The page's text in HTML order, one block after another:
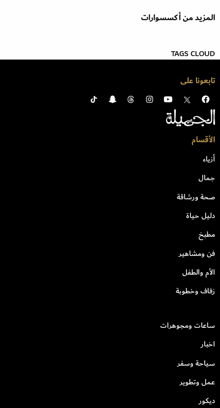
المزيد من أكسسوارات
TAGS CLOUD
تابعونا على
الأقسام
أزياء
جمال
صحة ورشاقة
دليل حياة
مطبخ
فن ومشاهير
الأم والطفل
زفاف وخطوبة
ساعات ومجوهرات
اخبار
سياحة وسفر
عمل وتطوير
ديكور